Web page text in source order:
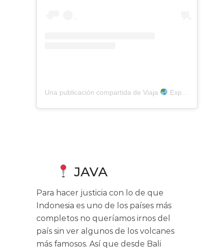
Una publicación compartida de Viaja Explora La Bola (@exploralabola)
JAVA
Para hacer justicia con lo de que
Indonesia es uno de los países más
completos no queríamos irnos del
país sin ver algunos de los volcanes
más famosos. Así que desde Bali